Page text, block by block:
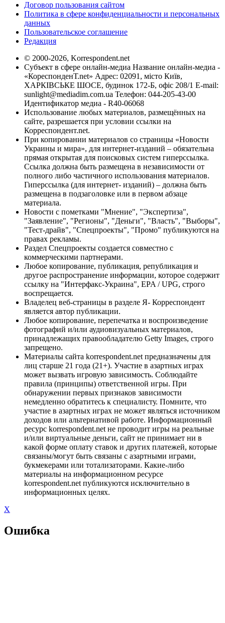
Договор пользования сайтом
Политика в сфере конфиденциальности и персональных
данных
Пользовательское соглашение
Редакция
© 2000-2026, Korrespondent.net
Субъект в сфере онлайн-медиа Название онлайн-медиа -
«КореспонденТ.net» Адрес: 02091, місто Київ,
ХАРКІВСЬКЕ ШОСЕ, будинок 172-Б, офіс 208/1 E-mail:
sunlight@mediadim.com.ua Телефон: 044-205-43-00
Идентификатор медиа - R40-06068
Использование любых материалов, размещённых на
сайте, разрешается при условии ссылки на
Корреспондент.net.
При копировании материалов со страницы «Новости
Украины и мира», для интернет-изданий – обязательна
прямая открытая для поисковых систем гиперссылка.
Ссылка должна быть размещена в независимости от
полного либо частичного использования материалов.
Гиперссылка (для интернет- изданий) – должна быть
размещена в подзаголовке или в первом абзаце
материала.
Новости с пометками "Мнение", "Экспертиза",
"Заявление", "Регионы", "Деньги", "Власть", "Выборы",
"Тест-драйв", "Спецпроекты", "Промо" публикуются на
правах рекламы.
Раздел Спецпроекты создается совместно с
коммерческими партнерами.
Любое копирование, публикация, републикация и
другое распространение информации, которое содержит
ссылку на "Интерфакс-Украина", EPA / UPG, строго
воспрещается.
Владелец веб-страницы в разделе Я- Корреспондент
является автор публикации.
Любое копирование, перепечатка и воспроизведение
фотографий и/или аудиовизуальных материалов,
принадлежащих правообладателю Getty Images, строго
запрещено.
Материалы сайта korrespondent.net предназначены для
лиц старше 21 года (21+). Участие в азартных играх
может вызвать игровую зависимость. Соблюдайте
правила (принципы) ответственной игры. При
обнаружении первых признаков зависимости
немедленно обратитесь к специалисту. Помните, что
участие в азартных играх не может являться источником
доходов или альтернативой работе. Информационный
ресурс korrespondent.net не проводит игры на реальные
и/или виртуальные деньги, сайт не принимает ни в
какой форме оплату ставок и других платежей, которые
связаны/могут быть связаны с азартными играми,
букмекерами или тотализаторами. Какие-либо
материалы на информационном ресурсе
korrespondent.net публикуются исключительно в
информационных целях.
X
Ошибка